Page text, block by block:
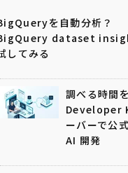
を自動分析？
dataset
してみる
調べる時間
Developer
ーバーで公
AI 開発